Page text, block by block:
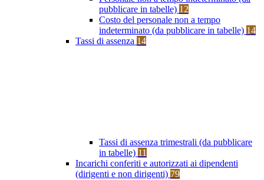
pubblicare in tabelle) 12
Costo del personale non a tempo
indeterminato (da pubblicare in tabelle) 14
Tassi di assenza 14
Tassi di assenza trimestrali (da pubblicare
in tabelle) 11
Incarichi conferiti e autorizzati ai dipendenti
(dirigenti e non dirigenti) 79